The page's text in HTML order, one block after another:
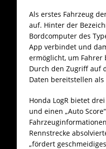
Als erstes Fahrzeug
auf. Hinter der
Bordcomputer des
App verbindet und
ermöglicht, um
Durch den Zugriff auf
Daten bereitstellen
Honda LogR bietet
und einen „Auto
Rennstrecke
„fördert